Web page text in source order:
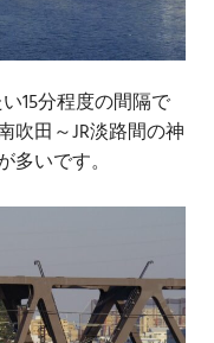
15分程度の間隔で
吹田～JR淡路間の神
いです。